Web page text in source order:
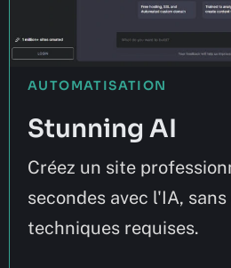
AUTOMATISATION
Stunning AI
Créez un site
secondes avec l'IA,
techniques requises.